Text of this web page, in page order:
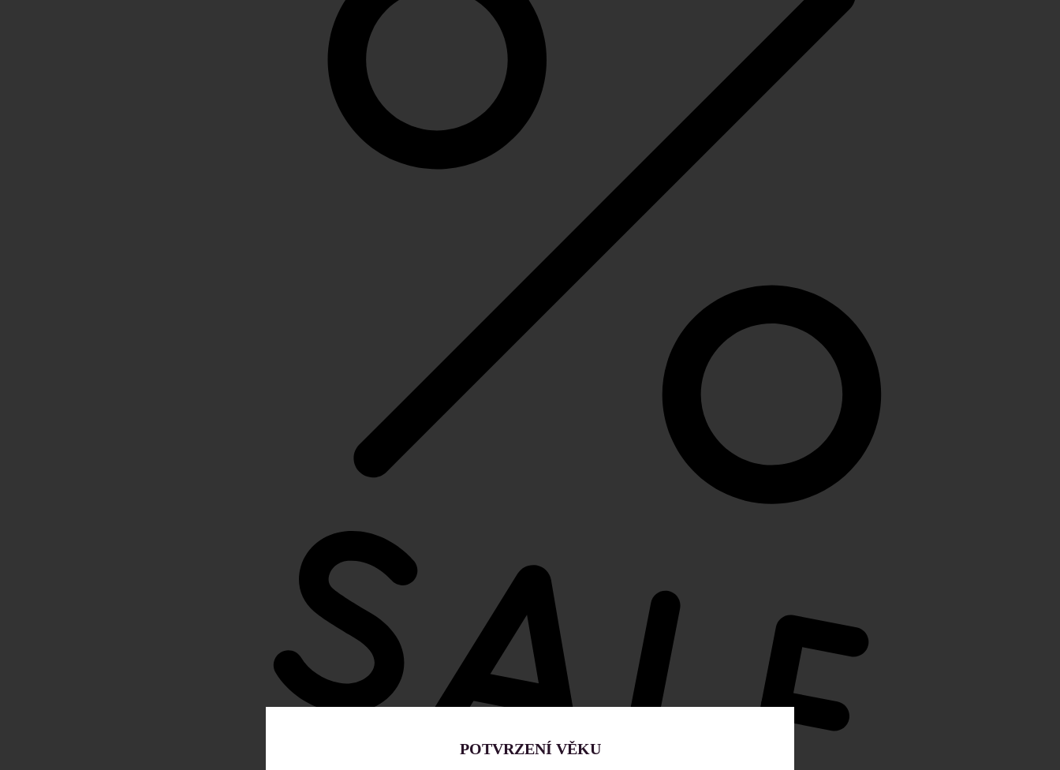
POTVRZENÍ VĚKU